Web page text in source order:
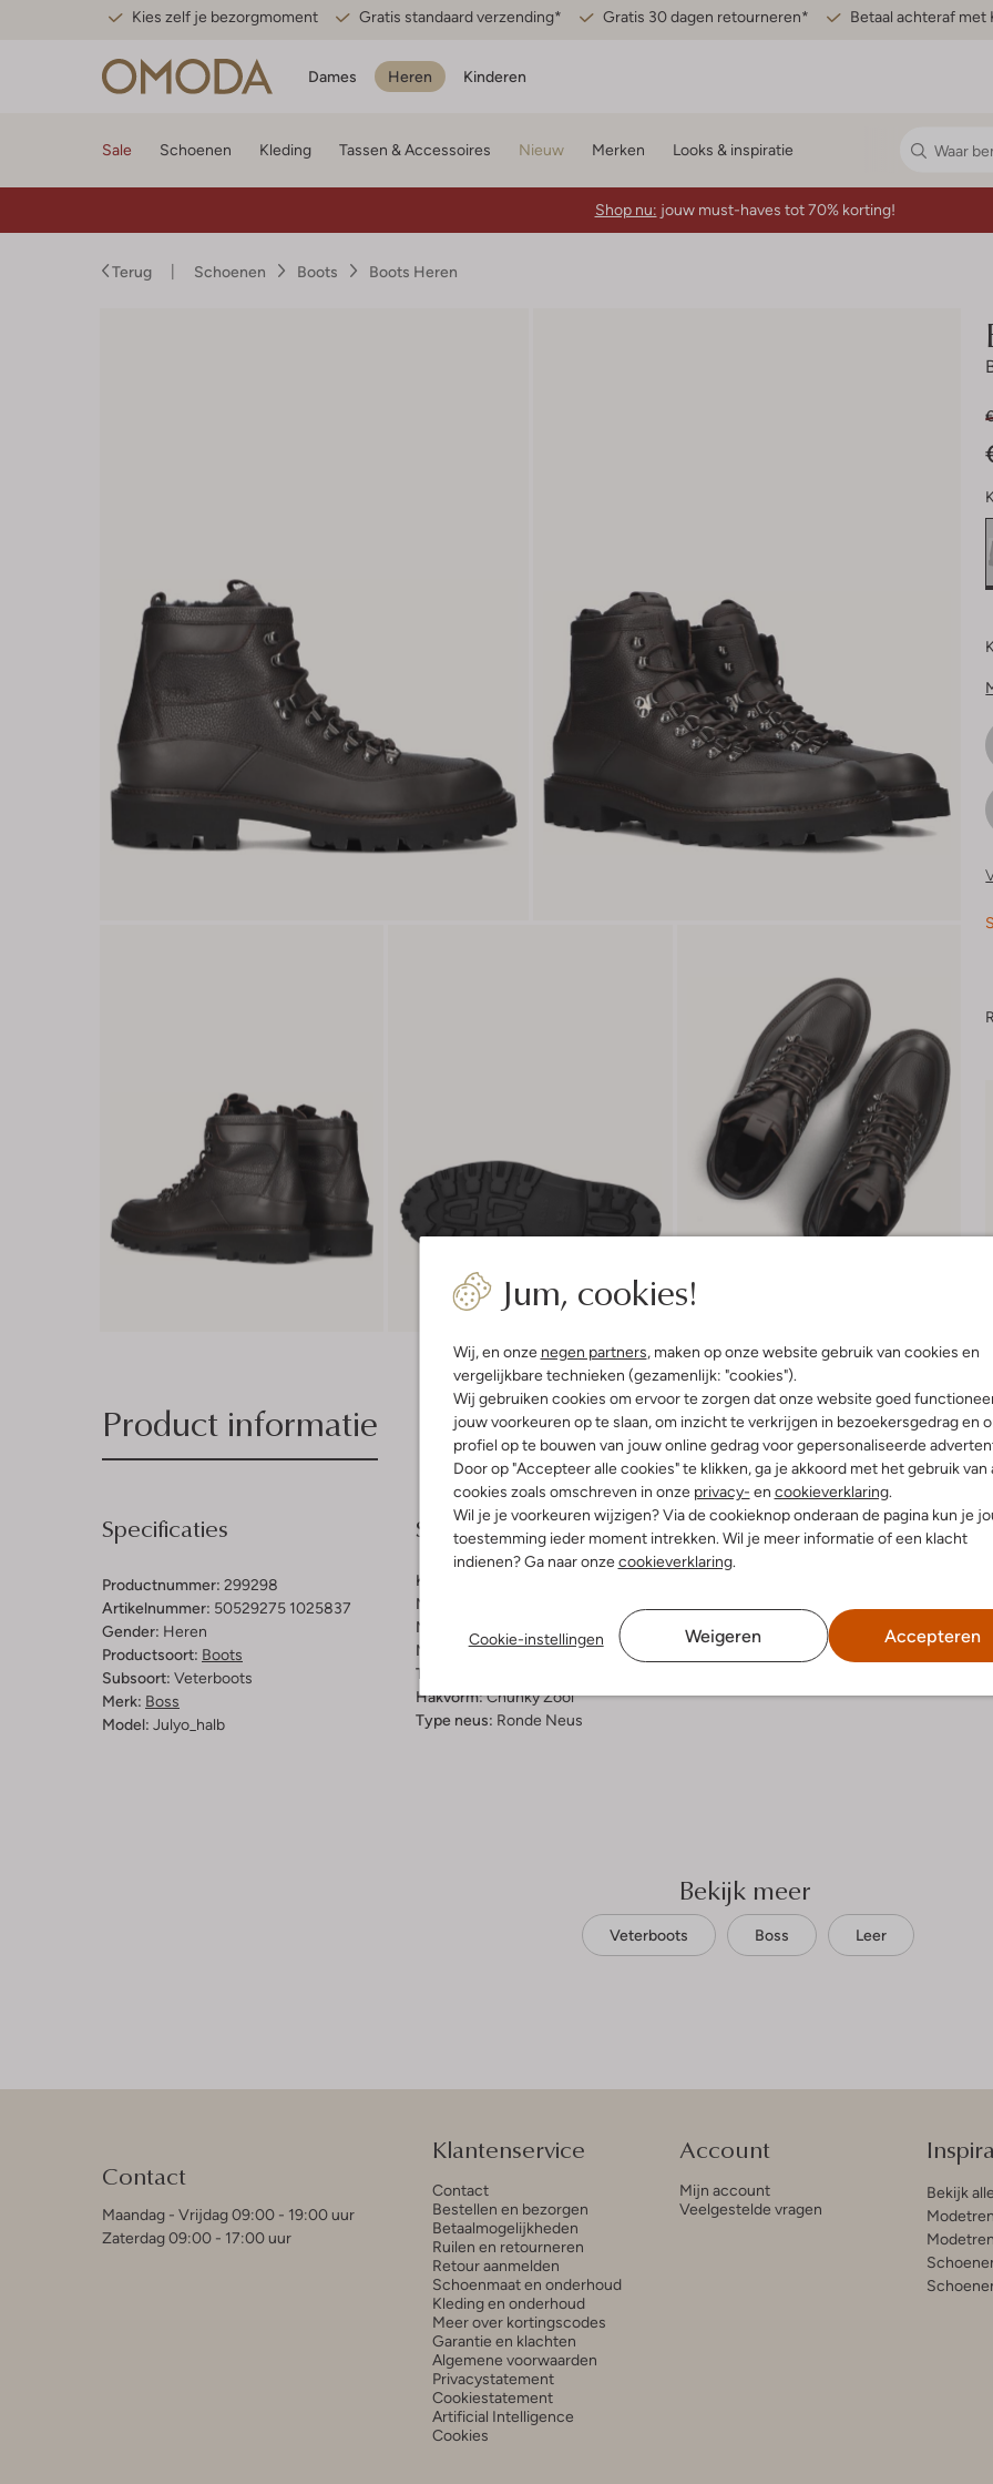
Kies zelf je bezorgmoment Gratis standaard verzending* Gratis 30 dagen retourneren* Betaal achteraf met
Dames Heren Kinderen
Jum, cookies!
Wij, en onze negen partners, maken op onze website gebruik van cookies en
vergelijkbare technieken (gezamenlijk: "cookies").
Wij gebruiken cookies om ervoor te zorgen dat onze website goed
jouw voorkeuren op te slaan, om inzicht te verkrijgen in bezoekersgedrag en
profiel op te bouwen van jouw online gedrag voor gepersonaliseerde
Door op "Accepteer alle cookies" te klikken, ga je akkoord met het gebruik van
cookies zoals omschreven in onze privacy- en cookieverklaring.
Wil je je voorkeuren wijzigen? Via de cookieknop onderaan de pagina kun je
toestemming ieder moment intrekken. Wil je meer informatie of een klacht
indienen? Ga naar onzecookieverklaring.
Cookie-instellingen Weigeren Accepteren
Sale Schoenen Kleding Tassen & Accessoires Nieuw Merken Looks & inspiratie
Shop nu: jouw must-haves tot 70% korting!
Terug Schoenen Boots Boots Heren
Product informatie Bezorgen & retourneren
Specificaties
Productnummer: 299298
Artikelnummer: 50529275 1025837
Gender: Heren
Productsoort: Boots
Subsoort: Veterboots
Merk: Boss
Model: Julyo_halb
Samenstelling & Pasvorm
Kleur:
Materiaal buitenkant:
Materiaal binnenkant:
Materiaal zool:Rubber
Type sluiting:
Hakvorm:Chunky Zool
Type neus: Ronde Neus
Bekijk meer
Veterboots Boss Leer
Contact
Maandag - Vrijdag 09:00 - 19:00 uur
Zaterdag 09:00 - 17:00 uur
Klantenservice
Contact
Bestellen en bezorgen
Betaalmogelijkheden
Ruilen en retourneren
Retour aanmelden
Schoenmaat en onderhoud
Kleding en onderhoud
Meer over kortingscodes
Garantie en klachten
Algemene voorwaarden
Privacystatement
Cookiestatement
Artificial Intelligence
Cookies
Account
Mijn account
Veelgestelde vragen
Bekijk